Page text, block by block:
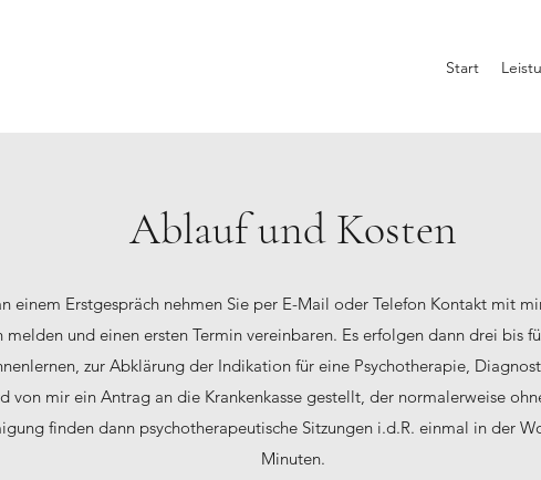
Start
Ablauf und Kosten
einem Erstgespräch nehmen Sie per E-Mail oder Telefon Kontakt mit
und einen ersten Termin vereinbaren. Es erfolgen dann drei bis
zur Abklärung der Indikation für eine Psychotherapie,
von mir ein Antrag an die Krankenkasse gestellt, der normalerweise
finden dann psychotherapeutische Sitzungen i.d.R. einmal in der
Minuten.